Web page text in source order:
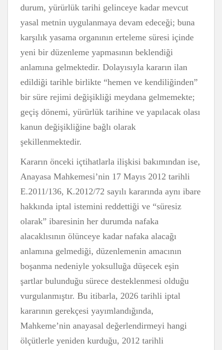
durum, yürürlük tarihi gelinceye kadar mevcut
yasal metnin uygulanmaya devam edeceği; buna
karşılık yasama organının erteleme süresi içinde
yeni bir düzenleme yapmasının beklendiği
anlamına gelmektedir. Dolayısıyla kararın ilan
edildiği tarihle birlikte “hemen ve kendiliğinden”
bir süre rejimi değişikliği meydana gelmemekte;
geçiş dönemi, yürürlük tarihine ve yapılacak olası
kanun değişikliğine bağlı olarak
şekillenmektedir.
Kararın önceki içtihatlarla ilişkisi bakımından ise,
Anayasa Mahkemesi’nin 17 Mayıs 2012 tarihli
E.2011/136, K.2012/72 sayılı kararında aynı ibare
hakkında iptal istemini reddettiği ve “süresiz
olarak” ibaresinin her durumda nafaka
alacaklısının ölünceye kadar nafaka alacağı
anlamına gelmediği, düzenlemenin amacının
boşanma nedeniyle yoksulluğa düşecek eşin
şartlar bulunduğu sürece desteklenmesi olduğu
vurgulanmıştır. Bu itibarla, 2026 tarihli iptal
kararının gerekçesi yayımlandığında,
Mahkeme’nin anayasal değerlendirmeyi hangi
ölçütlerle yeniden kurduğu, 2012 tarihli